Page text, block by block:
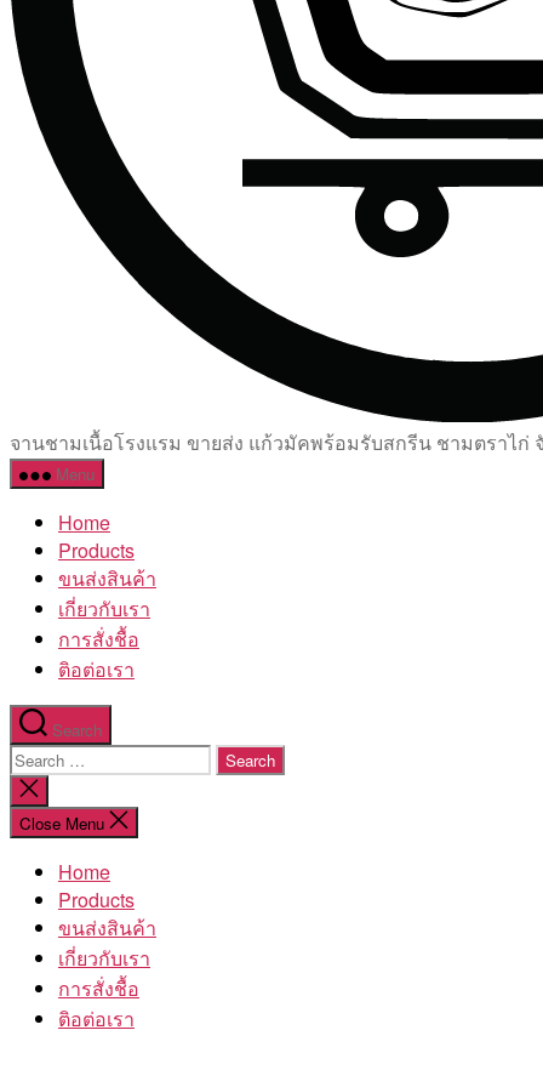
จานชามเนื้อโรงแรม ขายส่ง แก้วมัคพร้อมรับสกรีน ชามตราไก่
Menu
Home
Products
ขนส่งสินค้า
เกี่ยวกับเรา
การสั่งชื้อ
ติอต่อเรา
Search
Search
for:
Close
search
Close Menu
Home
Products
ขนส่งสินค้า
เกี่ยวกับเรา
การสั่งชื้อ
ติอต่อเรา